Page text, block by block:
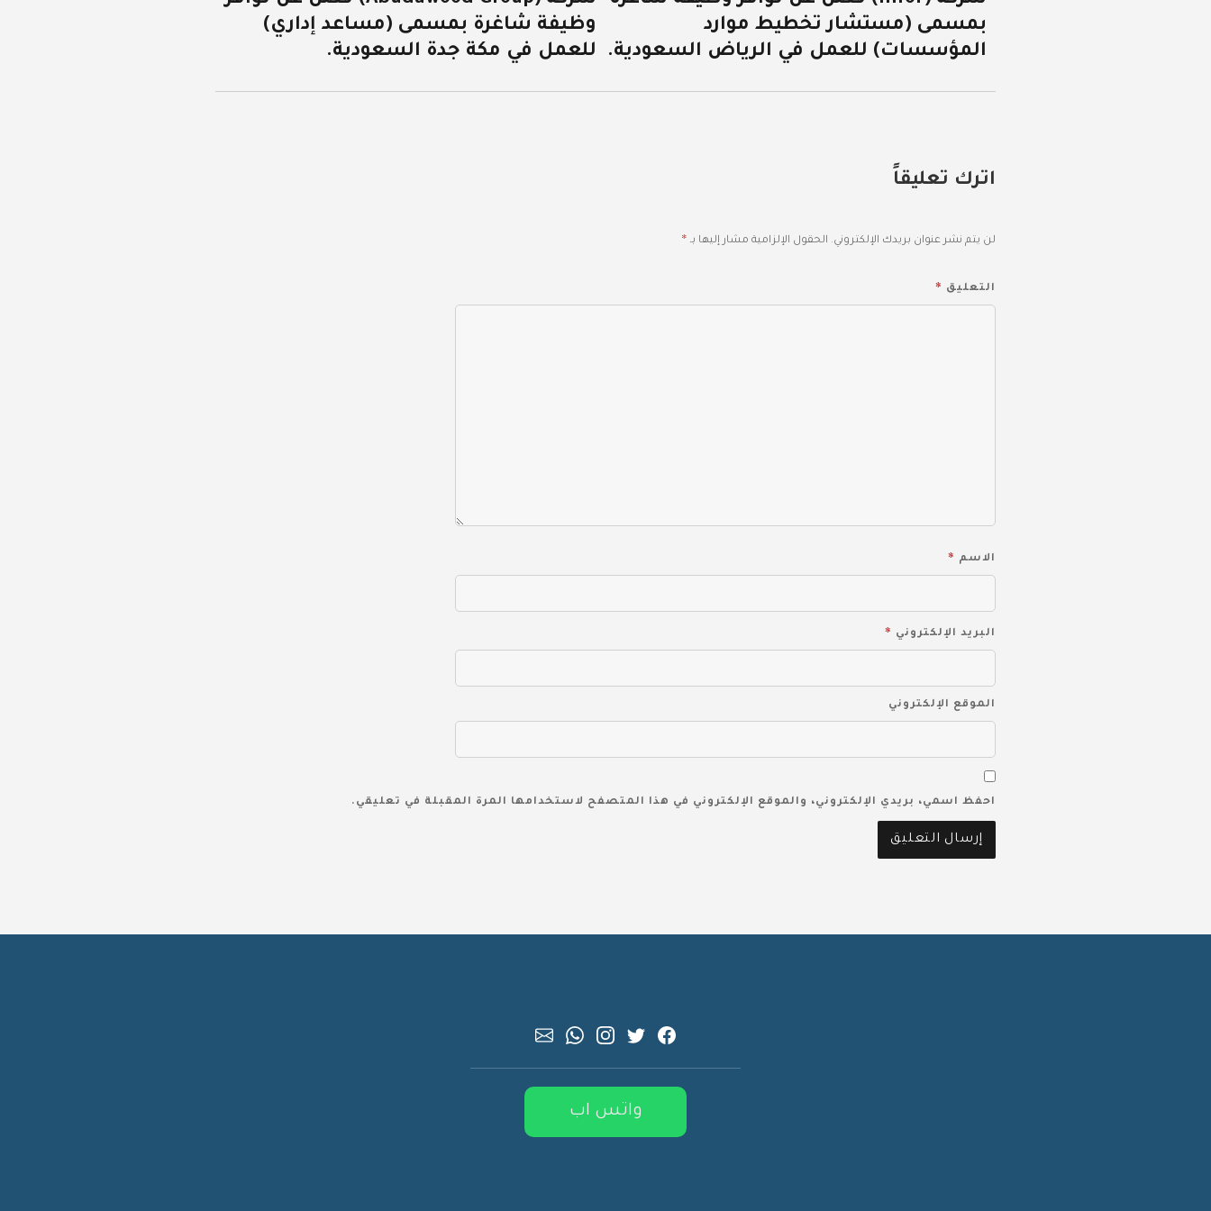
السابقة:
بمسمى (مستشار تخطيط موارد
المؤسسات) للعمل في الرياض السعودية.
التالية:
وظيفة شاغرة بمسمى (مساعد إداري)
للعمل في مكة جدة السعودية.
اترك تعليقاً
لن يتم نشر عنوان بريدك الإلكتروني. الحقول الإلزامية مشار إليها بـ *
التعليق *
الاسم *
البريد الإلكتروني *
الموقع الإلكتروني
احفظ اسمي، بريدي الإلكتروني، والموقع الإلكتروني في هذا المتصفح لاستخدامها المرة المقبلة في تعليقي.
واتس اب